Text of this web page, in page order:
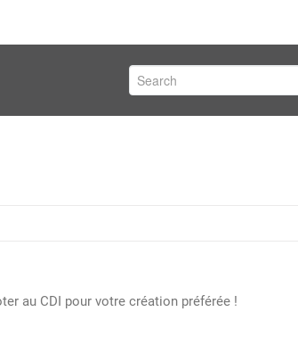
au CDI pour votre création préférée !